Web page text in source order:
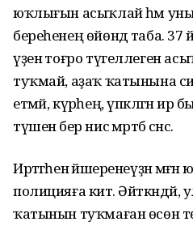
юҡлығын асыҡлай һәм
береһенең өйөндә таба.
үҙенә тоғро түгеллеген
туҡмай, аҙаҡ ҡатынына
етмәй, күрәһең, үпкәләгән ир
түшенә бер нисә мәртәбә сәнсә.
Иртәгәһенә йәшеренеүҙән
полицияға китә.
ҡатынын туҡмаған өсөн